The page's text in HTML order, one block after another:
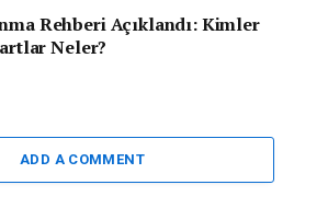
Rehberi Açıklandı: Kimler
Neler?
ADD A COMMENT